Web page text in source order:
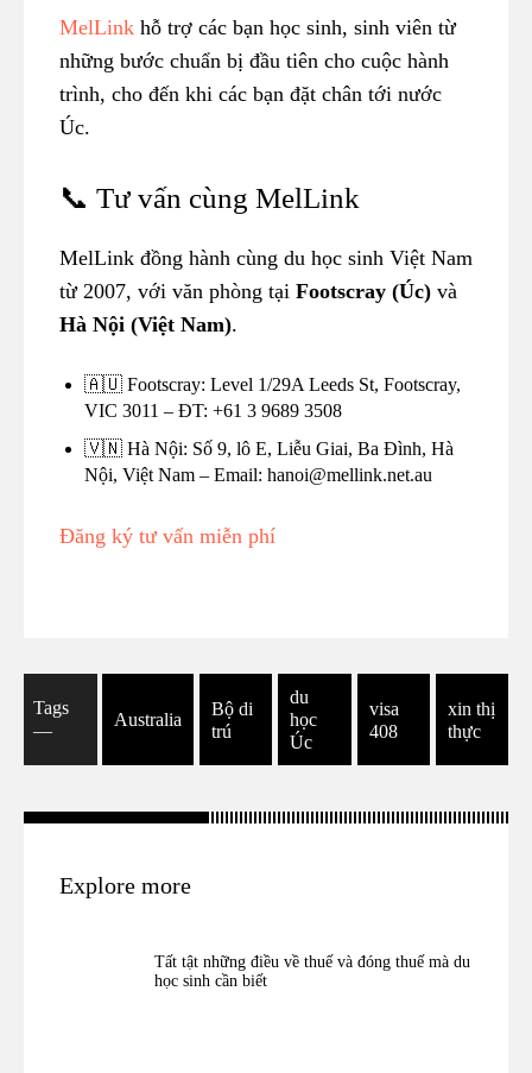
MelLink hỗ trợ các bạn học sinh, sinh viên từ
những bước chuẩn bị đầu tiên cho cuộc hành
trình, cho đến khi các bạn đặt chân tới nước
Úc.
📞 Tư vấn cùng MelLink
MelLink đồng hành cùng du học sinh Việt Nam
từ 2007, với văn phòng tại Footscray (Úc) và
Hà Nội (Việt Nam).
🇦🇺 Footscray: Level 1/29A Leeds St, Footscray,
VIC 3011 – ĐT: +61 3 9689 3508
🇻🇳 Hà Nội: Số 9, lô E, Liễu Giai, Ba Đình, Hà
Nội, Việt Nam – Email: hanoi@mellink.net.au
Đăng ký tư vấn miễn phí
Tags
―
Australia
Bộ di
trú
du
học
Úc
visa
408
xin thị
thực
Explore more
Tất tật những điều về thuế và đóng thuế mà du
học sinh cần biết